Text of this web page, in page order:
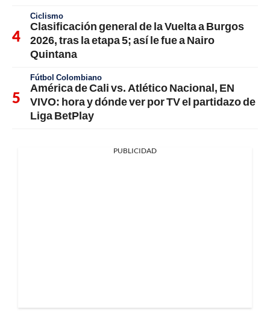
Ciclismo
Clasificación general de la Vuelta a Burgos
2026, tras la etapa 5; así le fue a Nairo
Quintana
Fútbol Colombiano
América de Cali vs. Atlético Nacional, EN
VIVO: hora y dónde ver por TV el partidazo de
Liga BetPlay
PUBLICIDAD